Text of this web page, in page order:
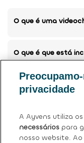
O que é uma
O que é que está
Posso devolver o
Tem mais dúvidas?
privacidade
A Ayvens utiliza os
necessários para
nosso website.